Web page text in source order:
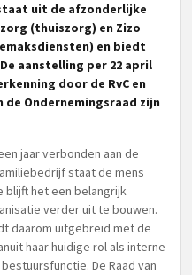
uit de afzonderlijke
(thuiszorg) en Zizo
en biedt
aanstelling per 22 april
door de RvC en
de Ondernemingsraad zijn
jaar verbonden aan de
staat de mens
blijft het een belangrijk
verder uit te bouwen.
daarom uitgebreid met de
haar huidige rol als interne
De Raad van